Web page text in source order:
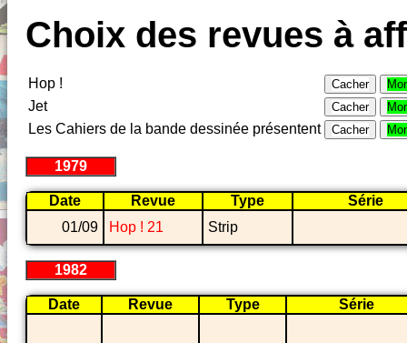
Choix des revues à
Hop ! Cacher
Jet Cacher
Les Cahiers de la bande dessinée présentent Cacher
1979
Date Revue Type
Série
01/09
Hop ! 21 Strip
1982
Date Revue Type Série